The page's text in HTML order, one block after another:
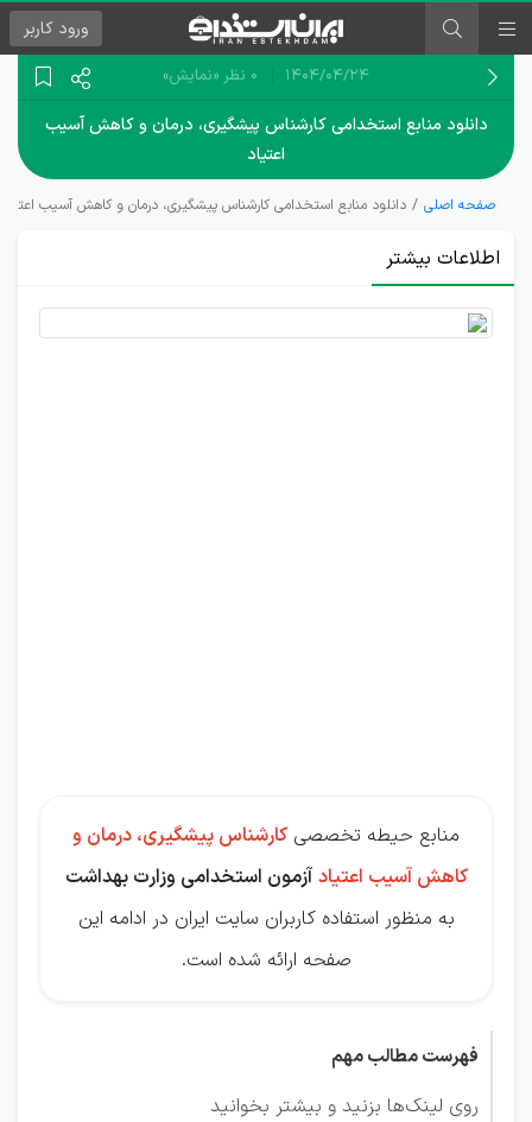
ورود کاربر
۱۴۰۴/۰۴/۲۴ 0 نظر «نمایش»
دانلود منابع استخدامی کارشناس پیشگیری، درمان و کاهش آسیب
اعتیاد
صفحه اصلی دانلود منابع استخدامی کارشناس پیشگیری، درمان و کاهش آسیب اعتیاد
اطلاعات بیشتر
دانلود
منابع حیطه تخصصیکارشناس پیشگیری، درمان و
کاهش آسیب اعتیاد آزمون استخدامی وزارت بهداشت
به منظور استفاده کاربران سایت ایران در ادامه این
صفحه ارائه شده است.
فهرست مطالب مهم
روی لینک‌ها بزنید و بیشتر بخوانید